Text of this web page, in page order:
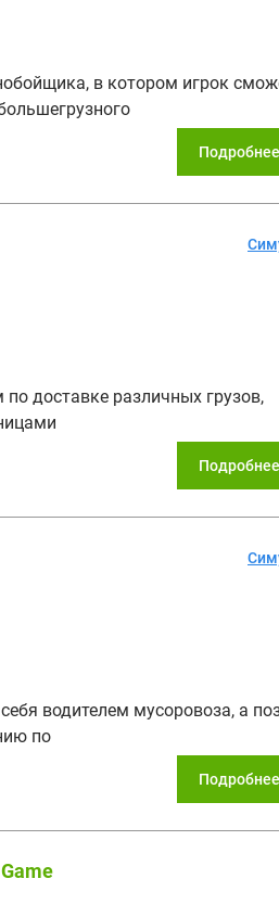
в котором игрок
Подробнее
по доставке различных грузов,
Подробнее
водителем мусоровоза, а
по
Подробнее